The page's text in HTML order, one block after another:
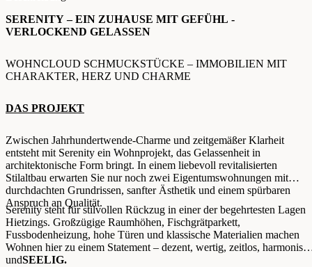
SERENITY – EIN ZUHAUSE MIT GEFÜHL -
VERLOCKEND GELASSEN
WOHNCLOUD SCHMUCKSTÜCKE – IMMOBILIEN MIT
CHARAKTER, HERZ UND CHARME
DAS PROJEKT
Zwischen Jahrhundertwende-Charme und zeitgemäßer Klarheit
entsteht mit Serenity ein Wohnprojekt, das Gelassenheit in
architektonische Form bringt. In einem liebevoll revitalisierten
Stilaltbau erwarten Sie nur noch zwei Eigentumswohnungen mit
durchdachten Grundrissen, sanfter Ästhetik und einem spürbaren
Anspruch an Qualität.
Serenity steht für stilvollen Rückzug in einer der begehrtesten Lagen
Hietzings. Großzügige Raumhöhen, Fischgrätparkett,
Fussbodenheizung, hohe Türen und klassische Materialien machen
Wohnen hier zu einem Statement – dezent, wertig, zeitlos,
undSEELIG.